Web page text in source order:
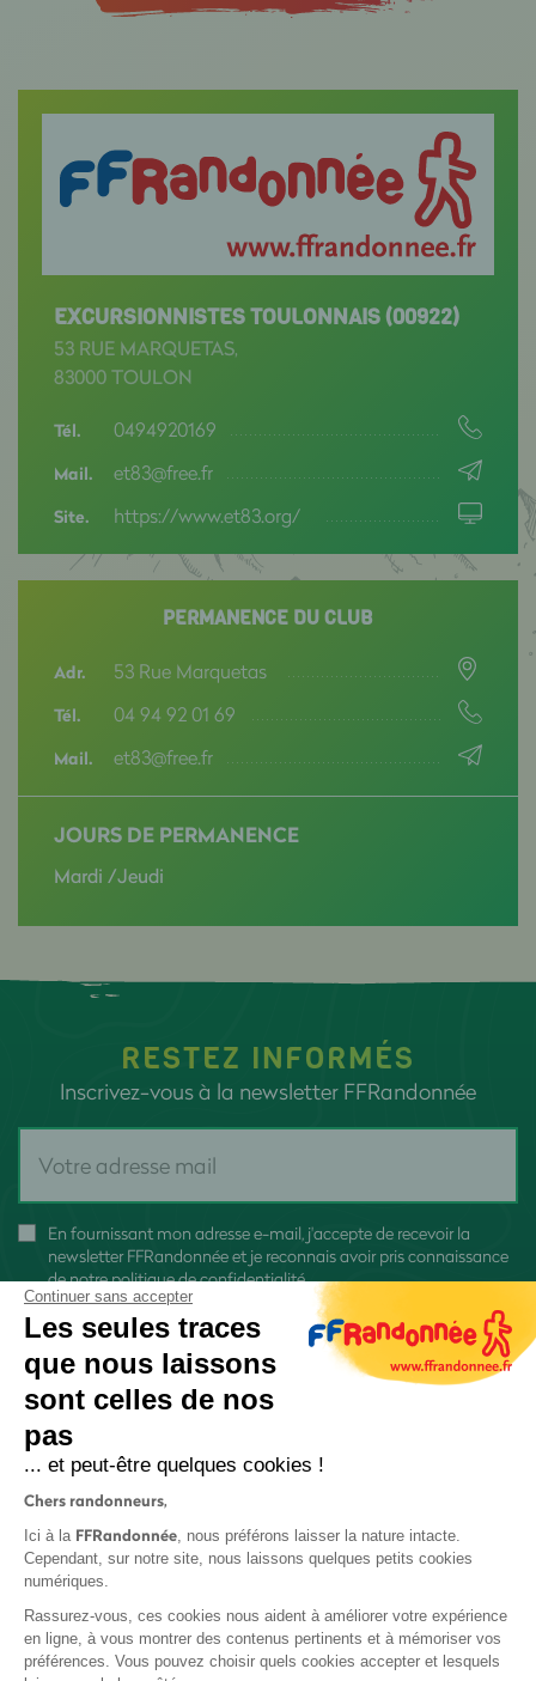
EXCURSIONNISTES TOULONNAIS (00922)
53 RUE MARQUETAS,
83000 TOULON
Tél. 0494920169
Mail. et83@free.fr
Site. https://www.et83.org/
PERMANENCE DU CLUB
Adr. 53 Rue Marquetas
Tél. 04 94 92 01 69
Mail. et83@free.fr
JOURS DE PERMANENCE
Mardi /Jeudi
RESTEZ INFORMÉS
Inscrivez-vous à la newsletter FFRandonnée
En fournissant mon adresse e-mail, j'accepte de recevoir la
newsletter FFRandonnée et je reconnais avoir pris connaissance
denotre politique de confidentialité
Protection des données
Politique de confidentialité
Continuer sans accepter
Les seules traces
que nous laissons
sont celles de nos
pas
... et peut-être quelques cookies !
Chers randonneurs,
Ici à la FFRandonnée, nous préférons laisser la nature intacte.
Cependant, sur notre site, nous laissons quelques petits cookies
numériques.
Rassurez-vous, ces cookies nous aident à améliorer votre expérience
en ligne, à vous montrer des contenus pertinents et à mémoriser vos
préférences. Vous pouvez choisir quels cookies accepter et lesquels